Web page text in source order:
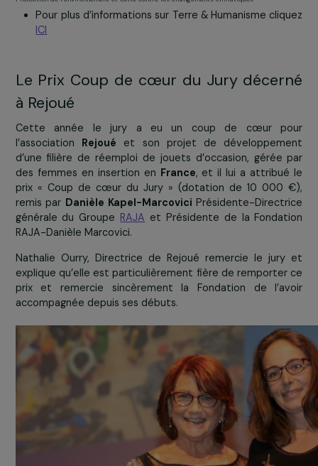
pour lutter contre la pauvreté. »
Yann Arthus-Bertrand récompensant l’association Terre & Humanisme pour la
Protection de l’environnement et Lutte contre les changements climatiques
Pour plus d’informations sur Terre & Humanisme